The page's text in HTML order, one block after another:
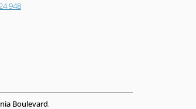
948
Boulevard.